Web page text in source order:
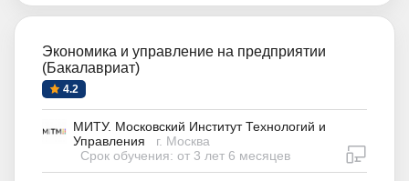
Экономика и управление на предприятии
(Бакалавриат)
4.2
МИТУ. Московский Институт Технологий и
Управления
г. Москва
Срок обучения: от 3 лет 6 месяцев